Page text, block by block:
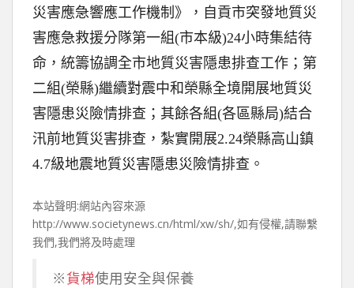
災害應急響應工作機制》，自貢市突發地質災
害應急救援分隊第一組(市本級)24小時集結待
命，統籌協調全市地質災害隱患排查工作；第
二組(榮縣)繼續對震中和榮縣全境開展地質災
害隱患災險情排查；其餘各組(各區縣局)結合
汛前地質災害排查，紮實開展2.24榮縣高山鎮
4.7級地震地質災害隱患災險情排查。
本站聲明:網站內容來源
http://www.societynews.cn/html/xw/sh/,如有侵權,請聯繫
我們,我們將及時處理
※貨梯使用安全與保養